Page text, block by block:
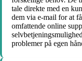
tale direkte med en
dem via e-mail for at
omfattende online
problemer på egen